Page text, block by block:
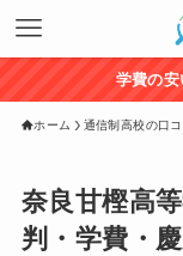
学費の
ホーム 通信制高校の口
奈良甘樫高
判・学費・